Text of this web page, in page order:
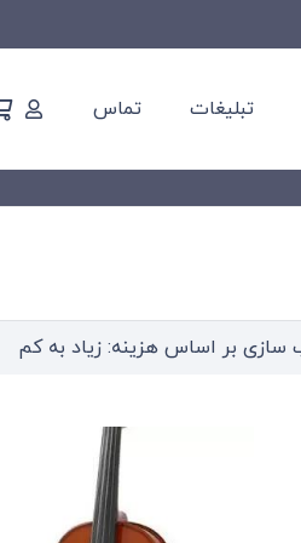
تبلیغات تماس